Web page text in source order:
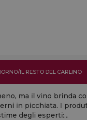
IL RESTO DEL CARLINO
ma il vino brinda
in picchiata. I
degli esperti:...